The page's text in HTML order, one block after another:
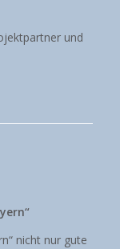
und
nicht nur gute